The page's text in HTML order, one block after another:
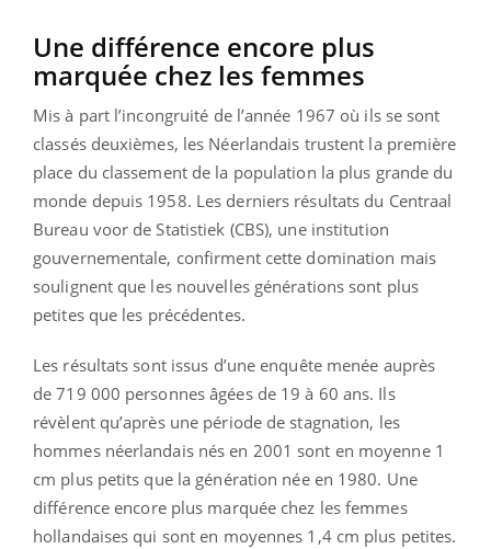
Une différence encore plus
marquée chez les femmes
Mis à part l’incongruité de l’année 1967 où ils se sont
classés deuxièmes, les Néerlandais trustent la première
place du classement de la population la plus grande du
monde depuis 1958. Les derniers résultats du Centraal
Bureau voor de Statistiek (CBS), une institution
gouvernementale, confirment cette domination mais
soulignent que les nouvelles générations sont plus
petites que les précédentes.
Les résultats sont issus d’une enquête menée auprès
de 719 000 personnes âgées de 19 à 60 ans. Ils
révèlent qu’après une période de stagnation, les
hommes néerlandais nés en 2001 sont en moyenne 1
cm plus petits que la génération née en 1980. Une
différence encore plus marquée chez les femmes
hollandaises qui sont en moyennes 1,4 cm plus petites.